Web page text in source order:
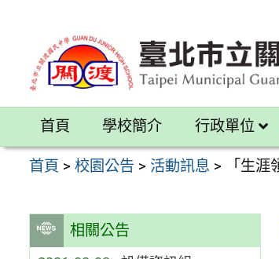
內
區
首頁 學校簡介 行政單位
首頁 >校園公告 > 活動訊息 > 「生
相關公告